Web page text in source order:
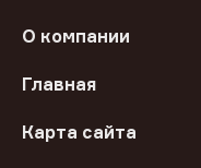
О компании
Главная
Карта сайта